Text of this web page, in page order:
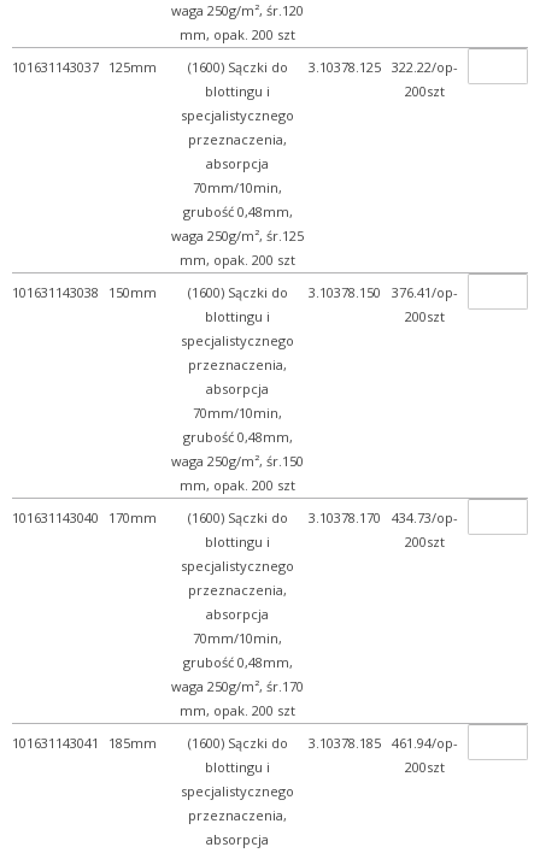
waga 250g/m², śr.120
mm, opak. 200 szt
101631143037 125mm
(1600) Sączki do
blottingu i
specjalistycznego
przeznaczenia,
absorpcja
70mm/10min,
grubość 0,48mm,
waga 250g/m², śr.125
mm, opak. 200 szt
3.10378.125 322.22/op-
200szt
101631143038 150mm
(1600) Sączki do
blottingu i
specjalistycznego
przeznaczenia,
absorpcja
70mm/10min,
grubość 0,48mm,
waga 250g/m², śr.150
mm, opak. 200 szt
3.10378.150
376.41/op-
200szt
101631143040 170mm
(1600) Sączki do
blottingu i
specjalistycznego
przeznaczenia,
absorpcja
70mm/10min,
grubość 0,48mm,
waga 250g/m², śr.170
mm, opak. 200 szt
3.10378.170
434.73/op-
200szt
101631143041 185mm
(1600) Sączki do
blottingu i
specjalistycznego
przeznaczenia,
absorpcja
3.10378.185 461.94/op-
200szt